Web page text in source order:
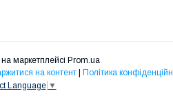
маркетплейсі Prom.ua
на контент | Політика
Language ▼